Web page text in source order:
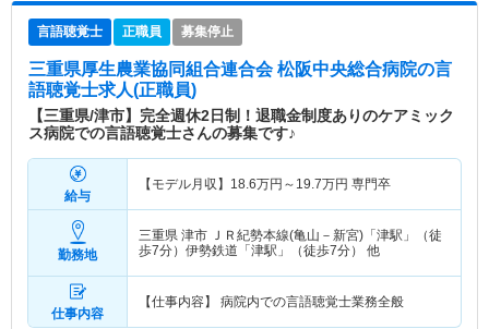
言語聴覚士 正職員 募集停止
三重県厚生農業協同組合連合会 松阪中央総合病院の言
語聴覚士求人(正職員)
【三重県/津市】完全週休2日制！退職金制度ありのケアミック
ス病院での言語聴覚士さんの募集です♪
給与
【モデル月収】 18.6万円～ 19.7万円 専門卒
勤務地
三重県 津市 ＪＲ紀勢本線(亀山－新宮)「津駅」（徒
歩7分）伊勢鉄道「津駅」（徒歩7分） 他
仕事内容
【仕事内容】 病院内での言語聴覚士業務全般